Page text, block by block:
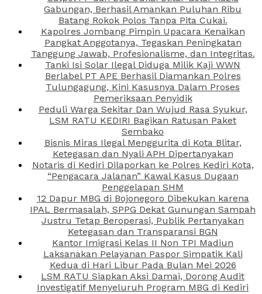
Gabungan, Berhasil Amankan Puluhan Ribu
Batang Rokok Polos Tanpa Pita Cukai.
Kapolres Jombang Pimpin Upacara Kenaikan
Pangkat Anggotanya, Tegaskan Peningkatan
Tanggung Jawab, Profesionalisme, dan Integritas.
Tanki Isi Solar Ilegal Diduga Milik Kaji WWN
Berlabel PT APE Berhasil Diamankan Polres
Tulungagung, Kini Kasusnya Dalam Proses
Pemeriksaan Penyidik
Peduli Warga Sekitar Dan Wujud Rasa Syukur,
LSM RATU KEDIRI Bagikan Ratusan Paket
Sembako
Bisnis Miras Ilegal Menggurita di Kota Blitar,
Ketegasan dan Nyali APH Dipertanyakan
Notaris di Kediri Dilaporkan ke Polres Kediri Kota,
“Pengacara Jalanan” Kawal Kasus Dugaan
Penggelapan SHM
12 Dapur MBG di Bojonegoro Dibekukan karena
IPAL Bermasalah, SPPG Dekat Gunungan Sampah
Justru Tetap Beroperasi, Publik Pertanyakan
Ketegasan dan Transparansi BGN
Kantor Imigrasi Kelas II Non TPI Madiun
Laksanakan Pelayanan Paspor Simpatik Kali
Kedua di Hari Libur Pada Bulan Mei 2026
LSM RATU Siapkan Aksi Damai, Dorong Audit
Investigatif Menyeluruh Program MBG di Kediri